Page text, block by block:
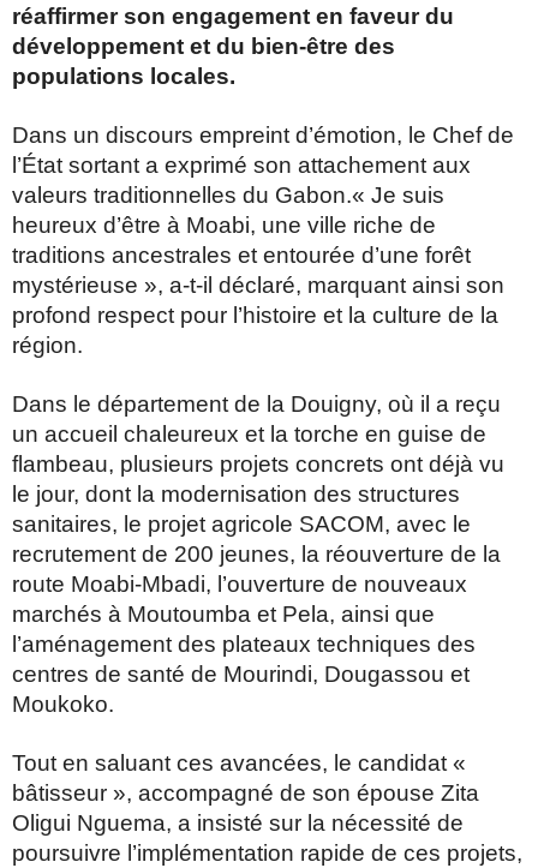
réaffirmer son engagement en faveur du
développement et du bien-être des
populations locales.
Dans un discours empreint d’émotion, le Chef de
l’État sortant a exprimé son attachement aux
valeurs traditionnelles du Gabon.« Je suis
heureux d’être à Moabi, une ville riche de
traditions ancestrales et entourée d’une forêt
mystérieuse », a-t-il déclaré, marquant ainsi son
profond respect pour l’histoire et la culture de la
région.
Dans le département de la Douigny, où il a reçu
un accueil chaleureux et la torche en guise de
flambeau, plusieurs projets concrets ont déjà vu
le jour, dont la modernisation des structures
sanitaires, le projet agricole SACOM, avec le
recrutement de 200 jeunes, la réouverture de la
route Moabi-Mbadi, l’ouverture de nouveaux
marchés à Moutoumba et Pela, ainsi que
l’aménagement des plateaux techniques des
centres de santé de Mourindi, Dougassou et
Moukoko.
Tout en saluant ces avancées, le candidat «
bâtisseur », accompagné de son épouse Zita
Oligui Nguema, a insisté sur la nécessité de
poursuivre l’implémentation rapide de ces projets,